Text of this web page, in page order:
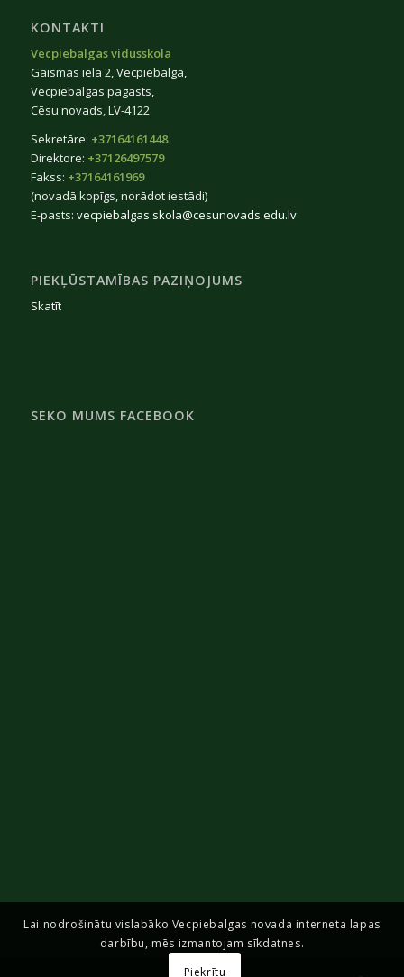
KONTAKTI
Vecpiebalgas vidusskola
Gaismas iela 2, Vecpiebalga,
Vecpiebalgas pagasts,
Cēsu novads, LV-4122
Sekretāre: +37164161448
Direktore: +37126497579
Fakss: +37164161969
(novadā kopīgs, norādot iestādi)
E-pasts: vecpiebalgas.skola@cesunovads.edu.lv
PIEKĻŪSTAMĪBAS PAZIŅOJUMS
Skatīt
SEKO MUMS FACEBOOK
Lai nodrošinātu vislabāko Vecpiebalgas novada interneta lapas
darbību, mēs izmantojam sīkdatnes.
Piekrītu